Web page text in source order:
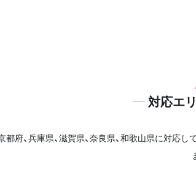
対応エ
府、兵庫県、滋賀県、奈良県、和歌山県に対応